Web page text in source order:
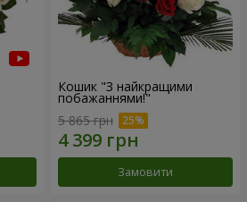
Кошик "З найкращими
побажаннями!"
5 865 грн
Замовити